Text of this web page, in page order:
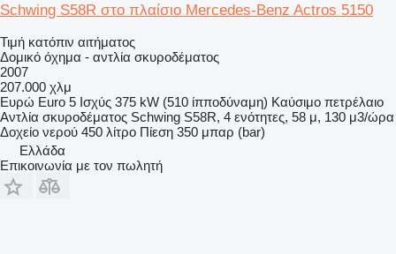
Schwing S58R στο πλαίσιο Mercedes-Benz Actros 5150
Τιμή κατόπιν αιτήματος
Δομικό όχημα - αντλία σκυροδέματος
2007
207.000 χλμ
Ευρώ Euro 5 Ισχύς 375 kW (510 ίπποδύναμη) Καύσιμο πετρέλαιο
Αντλία σκυροδέματος Schwing S58R, 4 ενότητες, 58 μ, 130 μ3/ώρα
Δοχείο νερού 450 λίτρο Πίεση 350 μπαρ (bar)
Ελλάδα
Επικοινωνία με τον πωλητή